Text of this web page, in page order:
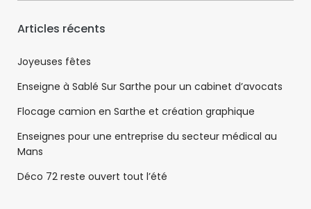
Articles récents
Joyeuses fêtes
Enseigne à Sablé Sur Sarthe pour un cabinet d’avocats
Flocage camion en Sarthe et création graphique
Enseignes pour une entreprise du secteur médical au
Mans
Déco 72 reste ouvert tout l’été